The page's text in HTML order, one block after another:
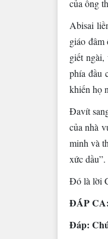
của ông
Abisai
giáo
giết
phía đầu
khiến họ
Ðavít
của nhà
minh và
xức dầu”.
Ðó là lời
ÐÁP CA:
Ðáp: